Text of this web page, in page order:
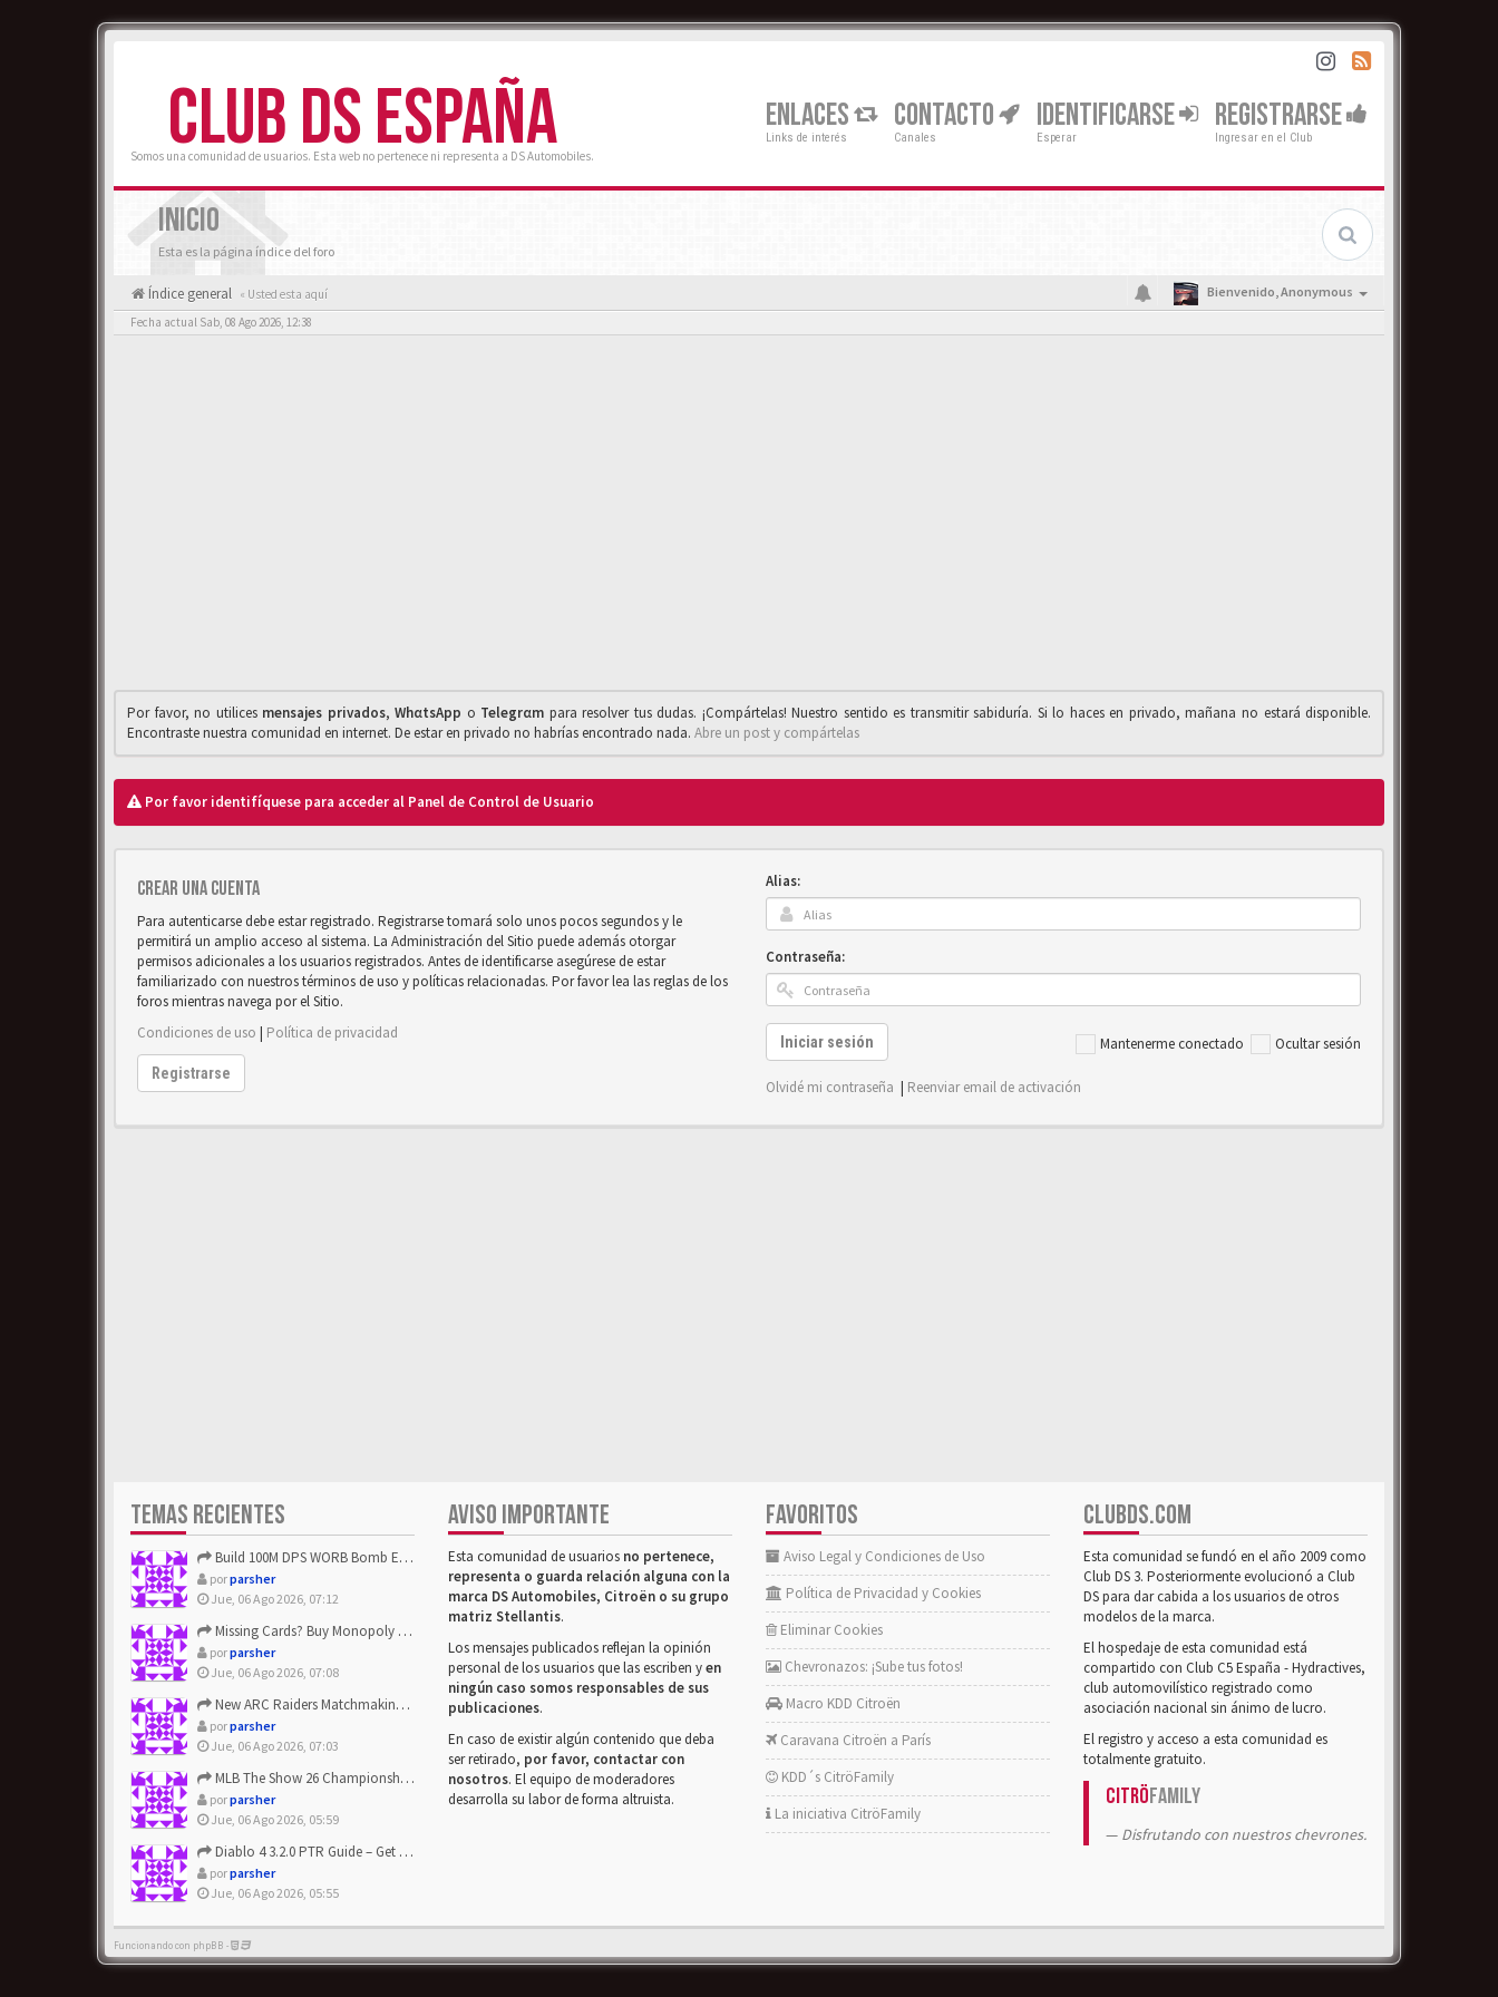
CLUB DS ESPAÑA
Somos una comunidad de usuarios. Esta web no pertenece ni representa a DS Automobiles.
ENLACES
Links de interés
CONTACTO
Canales
IDENTIFICARSE
Esperar
REGISTRARSE
Ingresar en el Club
INICIO
Esta es la página índice del foro
Índice general « Usted esta aquí Bienvenido,Anonymous
Fecha actual Sab, 08 Ago 2026, 12:38
Por favor, no utilices mensajes privados,WhαtsApp o Telegrαm para resolver tus dudas. ¡Compártelas! Nuestro sentido es transmitir sabiduría. Si lo haces en privado, mañana no estará disponible.
Encontraste nuestra comunidad en internet. De estar en privado no habrías encontrado nada. Abre un post y compártelas
Por favor identifíquese para acceder al Panel de Control de Usuario
Crear una cuenta
Para autenticarse debe estar registrado. Registrarse tomará solo unos pocos segundos y le
permitirá un amplio acceso al sistema. La Administración del Sitio puede además otorgar
permisos adicionales a los usuarios registrados. Antes de identificarse asegúrese de estar
familiarizado con nuestros términos de uso y políticas relacionadas. Por favor lea las reglas de los
foros mientras navega por el Sitio.
Condiciones de uso | Política de privacidad
Registrarse
Alias:
Contraseña:
Mantenerme conectado Ocultar sesión
Iniciar sesión
Olvidé mi contraseña | Reenviar email de activación
TEMAS RECIENTES
Build 100M DPS WORB Bomb Elementalist Fast - Grab POE Curren...
porparsher
Jue, 06 Ago 2026, 07:12
Missing Cards? Buy Monopoly Go Happy Harvest with Looney Tun...
porparsher
Jue, 06 Ago 2026, 07:08
New ARC Raiders Matchmaking Update: Stop Failed - Grab Bluep...
porparsher
Jue, 06 Ago 2026, 07:03
MLB The Show 26 Championship Series Update! Get Cheap & ...
porparsher
Jue, 06 Ago 2026, 05:59
Diablo 4 3.2.0 PTR Guide – Get 8% Off Items Quickly to Test ...
porparsher
Jue, 06 Ago 2026, 05:55
AVISO IMPORTANTE
Esta comunidad de usuarios no pertenece,
representa o guarda relación alguna con la
marca DS Automobiles, Citroën o su grupo
matriz Stellantis.
Los mensajes publicados reflejan la opinión
personal de los usuarios que las escriben yen
ningún caso somos responsables de sus
publicaciones.
En caso de existir algún contenido que deba
ser retirado, por favor, contactar con
nosotros. El equipo de moderadores
desarrolla su labor de forma altruista.
FAVORITOS
Aviso Legal y Condiciones de Uso
Política de Privacidad y Cookies
Eliminar Cookies
Chevronazos: ¡Sube tus fotos!
Macro KDD Citroën
Caravana Citroën a París
KDD´s CitröFamily
La iniciativa CitröFamily
CLUBDS.COM
Esta comunidad se fundó en el año 2009 como
Club DS 3. Posteriormente evolucionó a Club
DS para dar cabida a los usuarios de otros
modelos de la marca.
El hospedaje de esta comunidad está
compartido con Club C5 España - Hydractives,
club automovilístico registrado como
asociación nacional sin ánimo de lucro.
El registro y acceso a esta comunidad es
totalmente gratuito.
CitröFamily
Disfrutando con nuestros chevrones.
Funcionando con phpBB -